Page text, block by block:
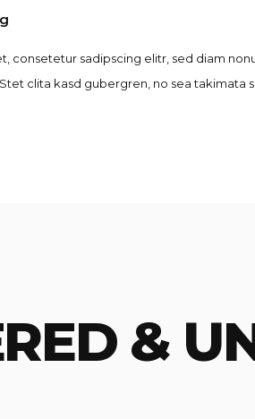
consetetur sadipscing elitr, sed diam
clita kasd gubergren, no sea takimata
&